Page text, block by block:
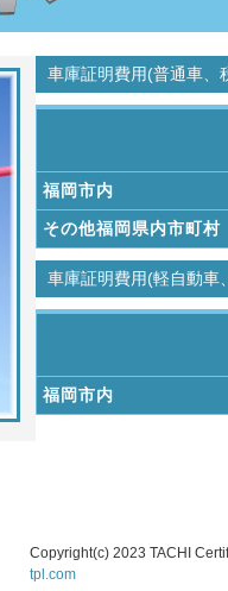
車庫証明費用(普通車、
福岡市内
その他福岡県内市町村
車庫証明費用(軽自動車
福岡市内
Copyright(c) 2023 TACHI
tpl.com